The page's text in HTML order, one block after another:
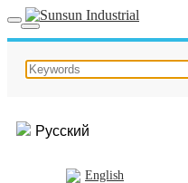
Русский
English